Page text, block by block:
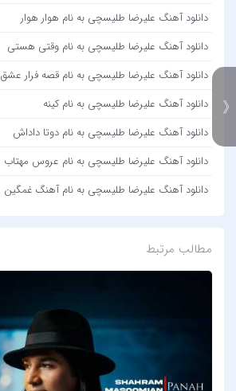
دانلود آهنگ علیرضا طلیسچی به نام هوار هوار
دانلود آهنگ علیرضا طلیسچی به نام وقتی هستی
دانلود آهنگ علیرضا طلیسچی به نام قصه فرار عشق
دانلود آهنگ علیرضا طلیسچی به نام کینه
دانلود آهنگ علیرضا طلیسچی به نام دوتا داداش
دانلود آهنگ علیرضا طلیسچی به نام عروس مهتاب
دانلود آهنگ علیرضا طلیسچی به نام آهنگ غمگین
مطالب مرتبط